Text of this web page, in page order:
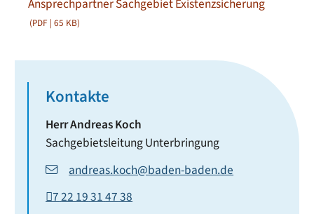
Ansprechpartner Sachgebiet Existenzsicherung
(PDF | 65 KB)
Kontakte
HerrAndreasKoch
Sachgebietsleitung Unterbringung
andreas.koch@baden-baden.de
72219314738